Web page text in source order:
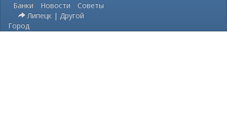
Банки Новости
Советы
Липецк | Другой
Город